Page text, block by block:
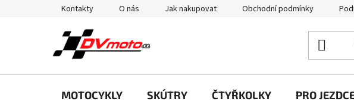
Kontakty O nás Jak nakupovat Obchodní podmínky
MOTOCYKLY SKÚTRY ČTYŘKOLKY PRO